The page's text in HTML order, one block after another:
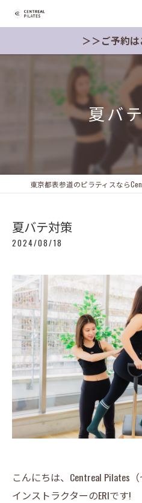
＞＞ご予約
夏バ
夏バテ対策
2024/08/18
こんにちは、Centreal Pilates
インストラクターのERIです!